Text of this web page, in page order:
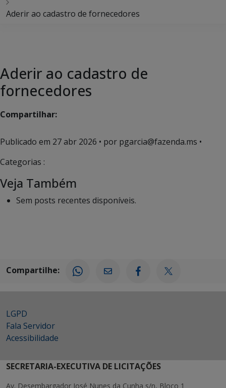
Aderir ao cadastro de fornecedores
Aderir ao cadastro de
fornecedores
Compartilhar:
Publicado em 27 abr 2026 • por pgarcia@fazenda.ms •
Categorias :
Veja Também
Sem posts recentes disponíveis.
Compartilhe:
LGPD
Fala Servidor
Acessibilidade
SECRETARIA-EXECUTIVA DE LICITAÇÕES
Av. Desembargador José Nunes da Cunha s/n, Bloco 1